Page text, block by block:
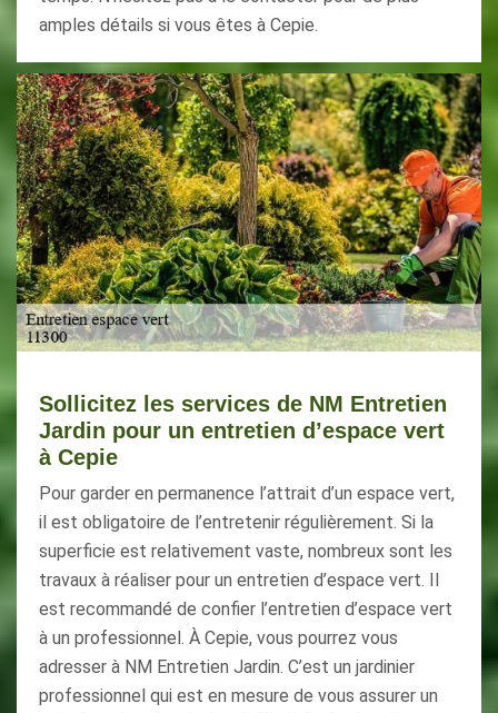
amples détails si vous êtes à Cepie.
Sollicitez les services de NM Entretien
Jardin pour un entretien d’espace vert
à Cepie
Pour garder en permanence l’attrait d’un espace vert,
il est obligatoire de l’entretenir régulièrement. Si la
superficie est relativement vaste, nombreux sont les
travaux à réaliser pour un entretien d’espace vert. Il
est recommandé de confier l’entretien d’espace vert
à un professionnel. À Cepie, vous pourrez vous
adresser à NM Entretien Jardin. C’est un jardinier
professionnel qui est en mesure de vous assurer un